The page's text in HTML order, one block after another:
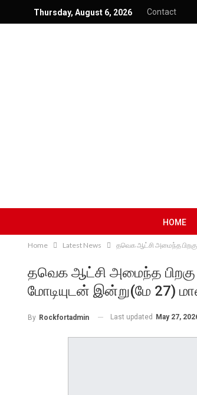
Thursday, August 6, 2026 Contact
HOME
Home Latest News தவெக ஆட்சி அமைந்த பிறகு
தவெக ஆட்சி அமைந்த
மோடியுடன் இன்று(மே 27)
By Rockfortadmin Last updated May 27,